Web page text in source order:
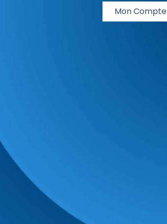
Mon Compte